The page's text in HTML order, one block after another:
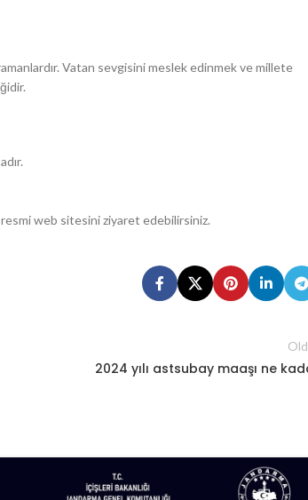
Vatan sevgisini meslek edinmek ve millete
resmi web sitesini ziyaret edebilirsiniz.
2024 yılı astsubay maaşı ne